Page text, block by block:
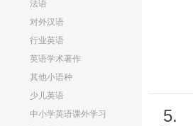
法语
对外汉语
行业英语
英语学术著作
其他小语种
少儿英语
中小学英语课外学习
5.